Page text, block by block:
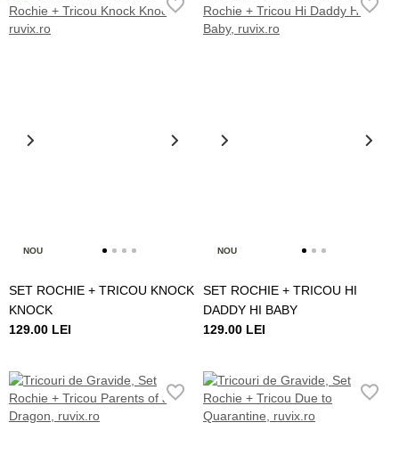
NOU
SET ROCHIE + TRICOU KNOCK
KNOCK
129.00 LEI
NOU
SET ROCHIE + TRICOU HI
DADDY HI BABY
129.00 LEI